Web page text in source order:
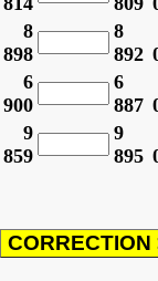
8
898
8
892
6
900
6
887
9
859
9
895